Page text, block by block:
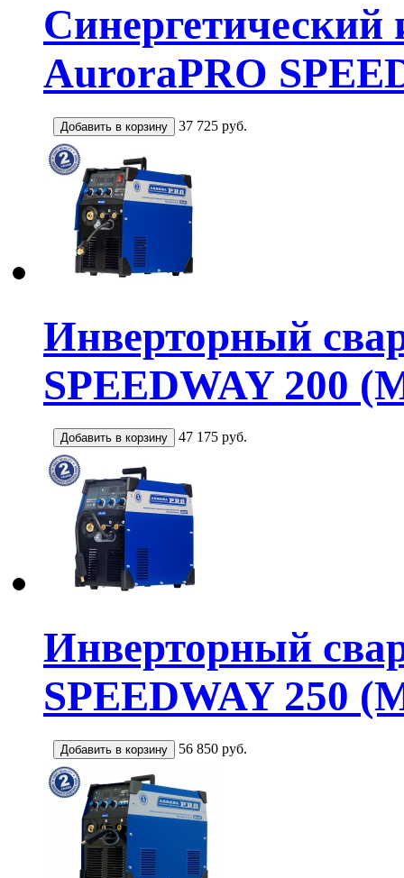
AuroraPRO
37 725 руб.
Инверторный
SPEEDWAY 200
47 175 руб.
Инверторный
SPEEDWAY 250
56 850 руб.